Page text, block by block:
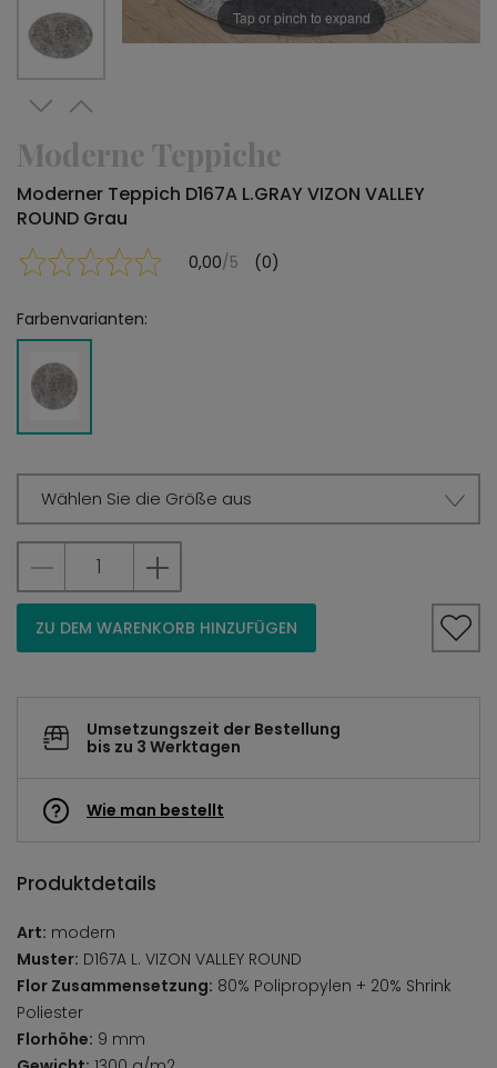
Tap or pinch to expand
Moderne Teppiche
Moderner Teppich D167A L.GRAY VIZON VALLEY
ROUND Grau
0,00/5 (0)
Farbenvarianten:
Wählen Sie die Größe aus
ZU DEM WARENKORB HINZUFÜGEN
Umsetzungszeit der Bestellung
bis zu 3 Werktagen
Wie man bestellt
Produktdetails
Art: modern
Muster: D167A L. VIZON VALLEY ROUND
Flor Zusammensetzung: 80% Polipropylen + 20% Shrink
Poliester
Florhöhe: 9 mm